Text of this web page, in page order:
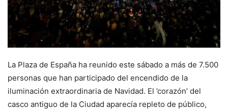
La Plaza de España ha reunido este sábado a más de 7.500
personas que han participado del encendido de la
iluminación extraordinaria de Navidad. El ’corazón’ del
casco antiguo de la Ciudad aparecía repleto de público,